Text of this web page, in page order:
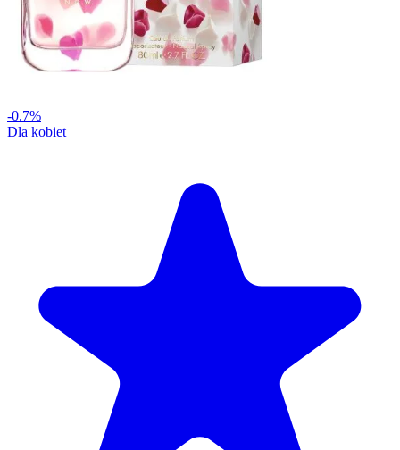
-0.7%
Dla kobiet |